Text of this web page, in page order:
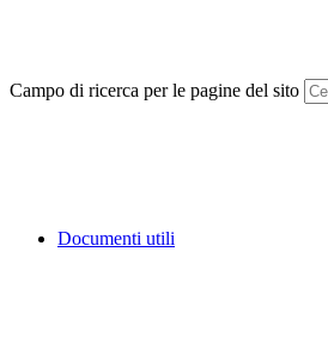
Campo di ricerca per le pagine del sito
Documenti utili